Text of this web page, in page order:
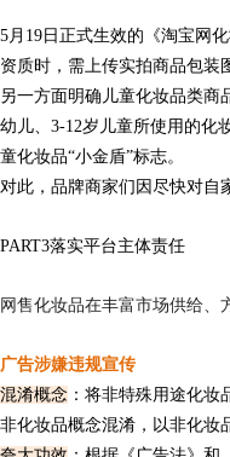
5月19日正式生效的《淘宝网
资质时，需上传实拍商品包装
另一方面明确儿童化妆品类商
幼儿、3-12岁儿童所使用的化
童化妆品“小金盾”标志。
对此，品牌商家们因尽快对自
PART3落实平台主体责任
网售化妆品在丰富市场供给、
广告涉嫌违规宣传
混淆概念 ：将非特殊用途化
非化妆品概念混淆，以非化妆